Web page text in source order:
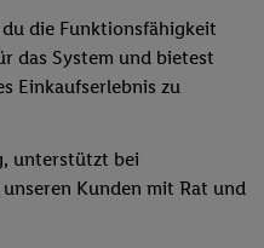
die Funktionsfähigkeit
das System und bietest
Einkaufserlebnis zu
unterstützt bei
Kunden mit Rat und